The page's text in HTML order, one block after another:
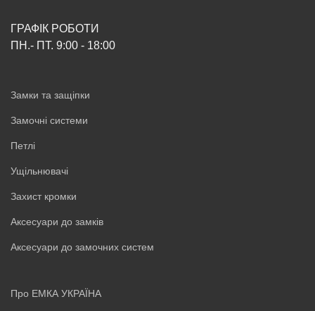
ГРАФІК РОБОТИ
ПН.- ПТ. 9:00 - 18:00
Замки та защіпки
Замочні системи
Петлі
Ущільнювачі
Захист кромки
Аксесуари до замків
Аксесуари до замочних систем
Про ЕМКА УКРАЇНА